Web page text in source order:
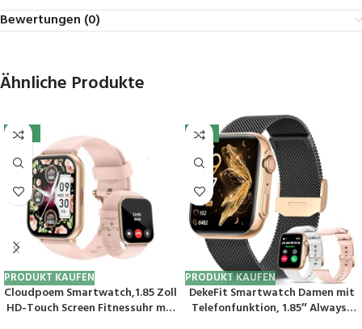
Bewertungen (0)
Ähnliche Produkte
-41%
PRODUKT KAUFEN
Cloudpoem Smartwatch,1.85 Zoll
HD-Touch Screen Fitnessuhr mit
-11%
PRODUKT KAUFEN
DekeFit Smartwatch Damen mit
Telefonfunktion, 1.85″ Always-